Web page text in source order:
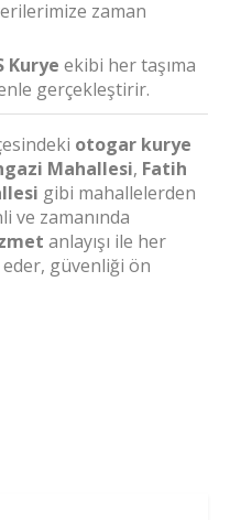
zaman
Kurye ekibi her taşıma
gerçekleştirir.
otogar kurye
Mahallesi, Fatih
gibi mahallelerden
ve zamanında
anlayışı ile her
güvenliği ön